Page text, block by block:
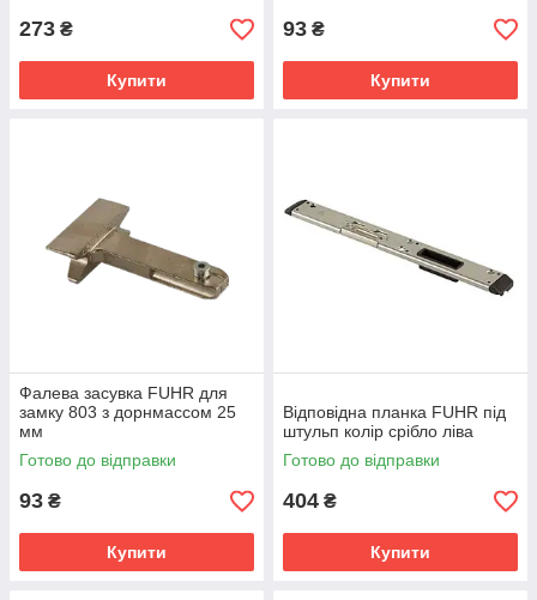
273 ₴
Купити
93 ₴
Купити
Фалева засувка FUHR для
замку 803 з дорнмассом 25
мм
Готово до відправки
93 ₴
Купити
Відповідна планка FUHR під
штульп колір срібло ліва
Готово до відправки
404 ₴
Купити